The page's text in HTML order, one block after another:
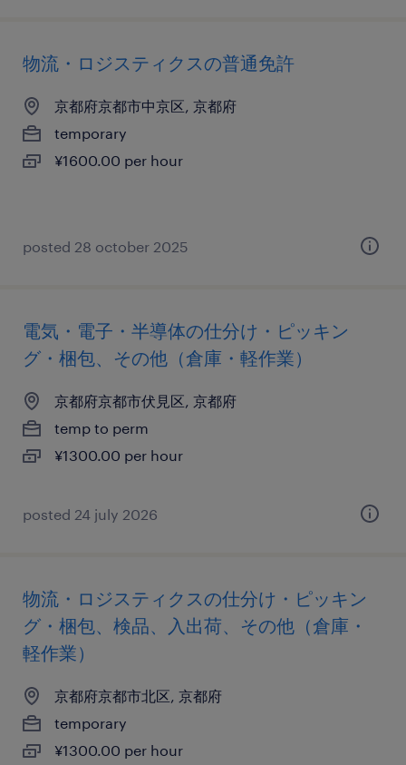
物流・ロジスティクスの普通免許
京都府京都市中京区, 京都府
temporary
¥1600.00 per hour
posted 28 october 2025
電気・電子・半導体の仕分け・ピッキン
グ・梱包、その他（倉庫・軽作業）
京都府京都市伏見区, 京都府
temp to perm
¥1300.00 per hour
posted 24 july 2026
物流・ロジスティクスの仕分け・ピッキン
グ・梱包、検品、入出荷、その他（倉庫・
軽作業）
京都府京都市北区, 京都府
temporary
¥1300.00 per hour